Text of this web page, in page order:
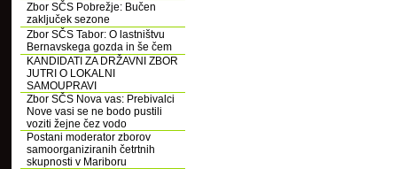
Zbor SČS Pobrežje: Bučen
zaključek sezone
Zbor SČS Tabor: O lastništvu
Bernavskega gozda in še čem
KANDIDATI ZA DRŽAVNI ZBOR
JUTRI O LOKALNI
SAMOUPRAVI
Zbor SČS Nova vas: Prebivalci
Nove vasi se ne bodo pustili
voziti žejne čez vodo
Postani moderator zborov
samoorganiziranih četrtnih
skupnosti v Mariboru